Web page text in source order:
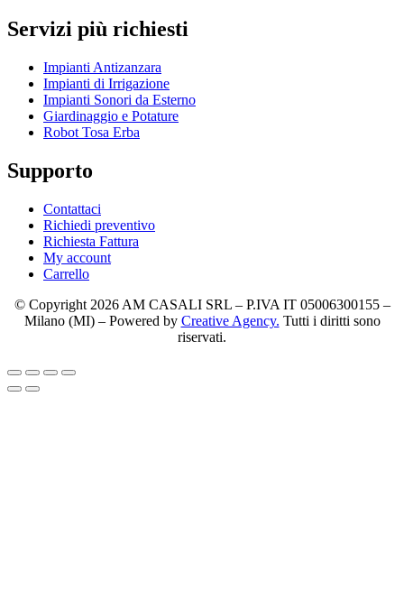
Servizi più richiesti
Impianti Antizanzara
Impianti di Irrigazione
Impianti Sonori da Esterno
Giardinaggio e Potature
Robot Tosa Erba
Supporto
Contattaci
Richiedi preventivo
Richiesta Fattura
My account
Carrello
© Copyright 2026 AM CASALI SRL – P.IVA IT 05006300155 –
Milano (MI) – Powered by Creative Agency. Tutti i diritti sono
riservati.